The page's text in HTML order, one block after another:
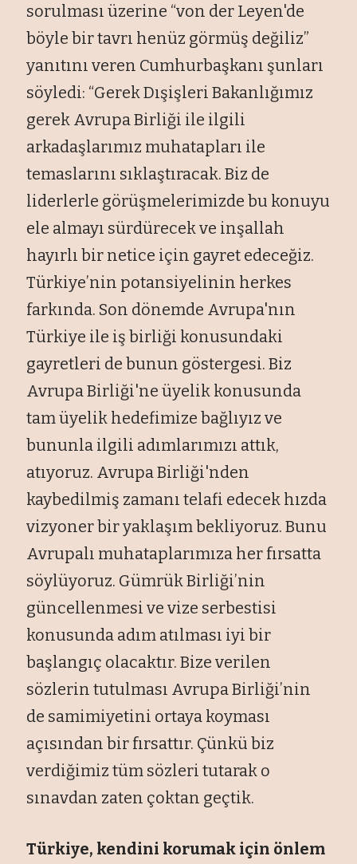
sorulması üzerine “von der Leyen'de
böyle bir tavrı henüz görmüş değiliz”
yanıtını veren Cumhurbaşkanı şunları
söyledi: “Gerek Dışişleri Bakanlığımız
gerek Avrupa Birliği ile ilgili
arkadaşlarımız muhatapları ile
temaslarını sıklaştıracak. Biz de
liderlerle görüşmelerimizde bu konuyu
ele almayı sürdürecek ve inşallah
hayırlı bir netice için gayret edeceğiz.
Türkiye’nin potansiyelinin herkes
farkında. Son dönemde Avrupa'nın
Türkiye ile iş birliği konusundaki
gayretleri de bunun göstergesi. Biz
Avrupa Birliği'ne üyelik konusunda
tam üyelik hedefimize bağlıyız ve
bununla ilgili adımlarımızı attık,
atıyoruz. Avrupa Birliği'nden
kaybedilmiş zamanı telafi edecek hızda
vizyoner bir yaklaşım bekliyoruz. Bunu
Avrupalı muhataplarımıza her fırsatta
söylüyoruz. Gümrük Birliği’nin
güncellenmesi ve vize serbestisi
konusunda adım atılması iyi bir
başlangıç olacaktır. Bize verilen
sözlerin tutulması Avrupa Birliği’nin
de samimiyetini ortaya koyması
açısından bir fırsattır. Çünkü biz
verdiğimiz tüm sözleri tutarak o
sınavdan zaten çoktan geçtik.
Türkiye, kendini korumak için önlem